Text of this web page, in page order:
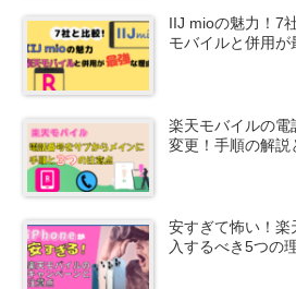
IIJ mioの魅力！7
モバイルと併用が
楽天モバイルの
変更！手順の解説
安すぎて怖い！
入するべき5つの